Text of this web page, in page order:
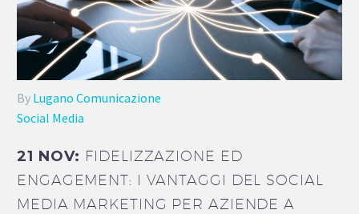
By Lugano Comunicazione
Social Media
21 NOV: FIDELIZZAZIONE ED
ENGAGEMENT: I VANTAGGI DEL SOCIAL
MEDIA MARKETING PER AZIENDE A